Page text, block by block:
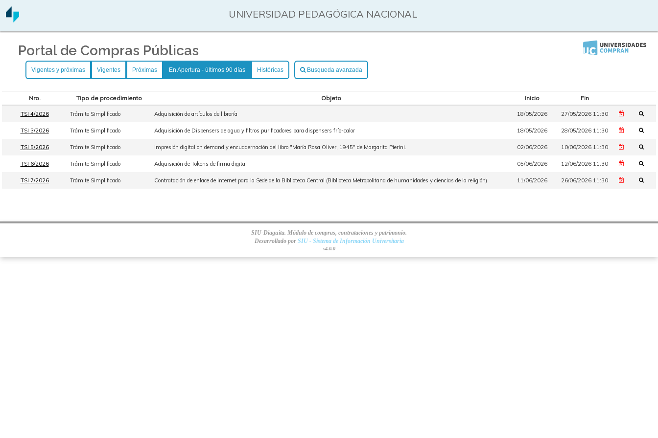
UNIVERSIDAD PEDAGÓGICA NACIONAL
Portal de Compras Públicas
Vigentes y próximas Vigentes Próximas En Apertura - últimos 90 días Históricas Busqueda avanzada
Nro. Tipo de procedimiento Objeto Inicio Fin
TSI 4/2026 Trámite Simplificado Adquisición de artículos de librería 18/05/2026 27/05/2026 11:30
TSI 3/2026 Trámite Simplificado Adquisición de Dispensers de agua y filtros purificadores para dispensers frío-calor 18/05/2026 28/05/2026 11:30
TSI 5/2026 Trámite Simplificado Impresión digital on demand y encuadernación del libro "María Rosa Oliver, 1945" de Margarita Pierini. 02/06/2026 10/06/2026 11:30
TSI 6/2026 Trámite Simplificado Adquisición de Tokens de firma digital 05/06/2026 12/06/2026 11:30
TSI 7/2026 Trámite Simplificado Contratación de enlace de internet para la Sede de la Biblioteca Central (Biblioteca Metropolitana de humanidades y ciencias de la religión) 11/06/2026 26/06/2026 11:30
SIU-Diaguita. Módulo de compras, contrataciones y patrimonio.
Desarrollado por SIU - Sistema de Información Universitaria
v4.0.0